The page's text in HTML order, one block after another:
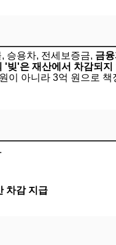
승용차, 전세보증금, 금
빚'은 재산에서 차감되지
이 아니라 3억 원으로 책
차감 지급